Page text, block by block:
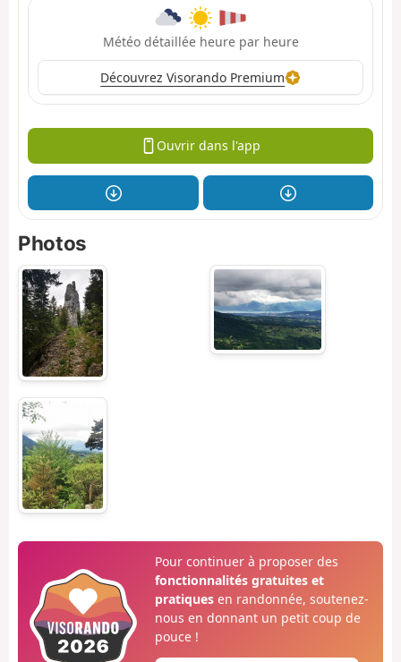
Météo détaillée heure par heure
Découvrez Visorando Premium
Ouvrir dans l'app
Photos
Pour continuer à proposer des
fonctionnalités gratuites et
pratiquesen randonnée, soutenez-
nous en donnant un petit coup de
pouce !